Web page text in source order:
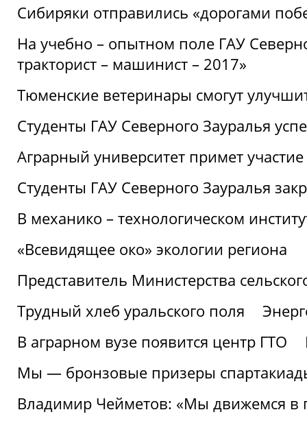
Сибиряки отправились «дорогами
На учебно – опытном поле ГАУ
тракторист – машинист – 2017»
Тюменские ветеринары смогут
Студенты ГАУ Северного Зауралья
Аграрный университет примет
Студенты ГАУ Северного Зауралья
В механико – технологическом
«Всевидящее око» экологии региона
Представитель Министерства
Трудный хлеб уральского поля
В аграрном вузе появится центр ГТО
Мы — бронзовые призеры
Владимир Чейметов: «Мы движемся в